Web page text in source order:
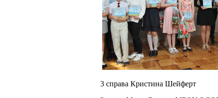
3 справа Кристина Шейферт